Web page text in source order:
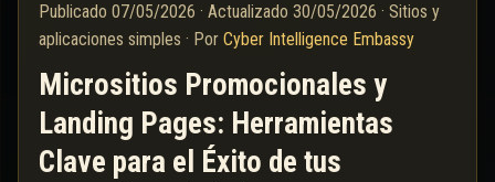
Publicado 07/05/2026 · Actualizado 30/05/2026 · Sitios y
aplicaciones simples · Por Cyber Intelligence Embassy
Micrositios Promocionales y
Landing Pages: Herramientas
Clave para el Éxito de tus